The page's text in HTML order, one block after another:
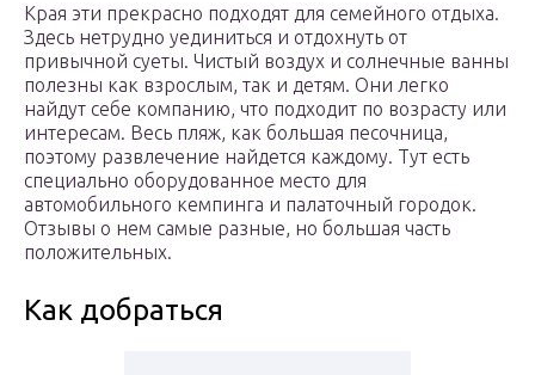
Края эти прекрасно подходят для семейного отдыха.
Здесь нетрудно уединиться и отдохнуть от
привычной суеты. Чистый воздух и солнечные ванны
полезны как взрослым, так и детям. Они легко
найдут себе компанию, что подходит по возрасту или
интересам. Весь пляж, как большая песочница,
поэтому развлечение найдется каждому. Тут есть
специально оборудованное место для
автомобильного кемпинга и палаточный городок.
Отзывы о нем самые разные, но большая часть
положительных.
Как добраться